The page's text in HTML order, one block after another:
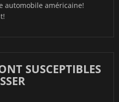
automobile américaine!
SUSCEPTIBLES